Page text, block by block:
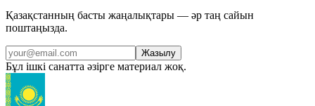
Қазақстанның басты жаңалықтары — әр таң сайын
поштаңызда.
Жазылу
Бұл ішкі санатта әзірге материал жоқ.